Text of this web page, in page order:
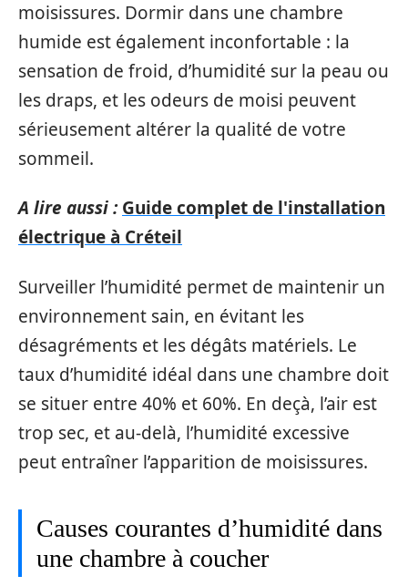
moisissures. Dormir dans une chambre
humide est également inconfortable : la
sensation de froid, d’humidité sur la peau ou
les draps, et les odeurs de moisi peuvent
sérieusement altérer la qualité de votre
sommeil.
A lire aussi : Guide complet de l'installation
électrique à Créteil
Surveiller l’humidité permet de maintenir un
environnement sain, en évitant les
désagréments et les dégâts matériels. Le
taux d’humidité idéal dans une chambre doit
se situer entre 40% et 60%. En deçà, l’air est
trop sec, et au-delà, l’humidité excessive
peut entraîner l’apparition de moisissures.
Causes courantes d’humidité dans
une chambre à coucher